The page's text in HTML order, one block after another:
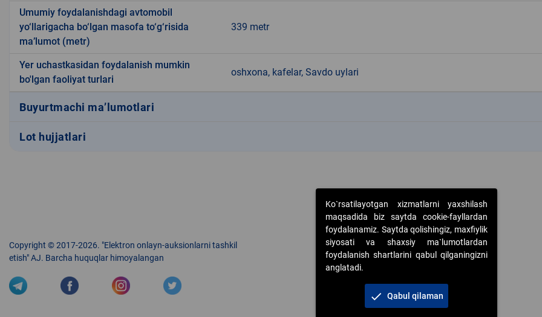
Umumiy foydalanishdagi avtomobil
yo‘llarigacha bo‘lgan masofa to‘g‘risida
ma’lumot (metr)
339 metr
Yer uchastkasidan foydalanish mumkin
bo'lgan faoliyat turlari
oshxona, kafelar, Savdo uylari
Buyurtmachi ma’lumotlari
Lot hujjatlari
Copyright © 2017-2026. "Elektron onlayn-auksionlarni tashkil
etish" AJ. Barcha huquqlar himoyalangan
Ko`rsatilayotgan xizmatlarni yaxshilash
maqsadida biz saytda cookie-fayllardan
foydalanamiz. Saytda qolishingiz, maxfiylik
siyosati va shaxsiy ma`lumotlardan
foydalanish shartlarini qabul qilganingizni
anglatadi.
check Qabul qilaman